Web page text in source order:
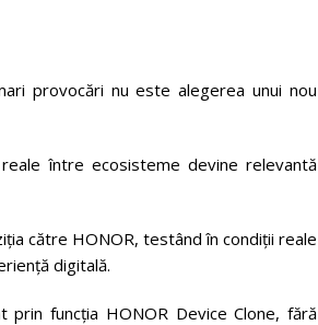
provocări nu este alegerea unui nou
între ecosisteme devine relevantă
către HONOR, testând în condiții reale
digitală.
funcția HONOR Device Clone, fără